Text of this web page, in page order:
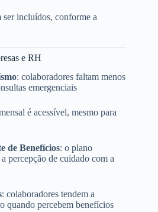
ser incluídos, conforme a
e RH
: colaboradores faltam menos
emergenciais
é acessível, mesmo para
de Benefícios: o plano
percepção de cuidado com a
: colaboradores tendem a
quando percebem benefícios